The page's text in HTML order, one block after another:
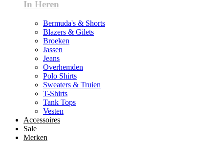
In Heren
Bermuda's & Shorts
Blazers & Gilets
Broeken
Jassen
Jeans
Overhemden
Polo Shirts
Sweaters & Truien
T-Shirts
Tank Tops
Vesten
Accessoires
Sale
Merken